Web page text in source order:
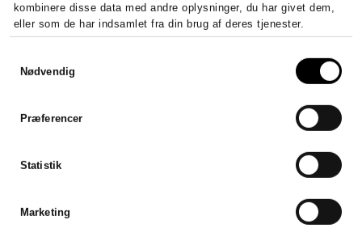
kombinere disse data med andre oplysninger, du har givet dem,
eller som de har indsamlet fra din brug af deres tjenester.
Nødvendig
Præferencer
Statistik
Marketing